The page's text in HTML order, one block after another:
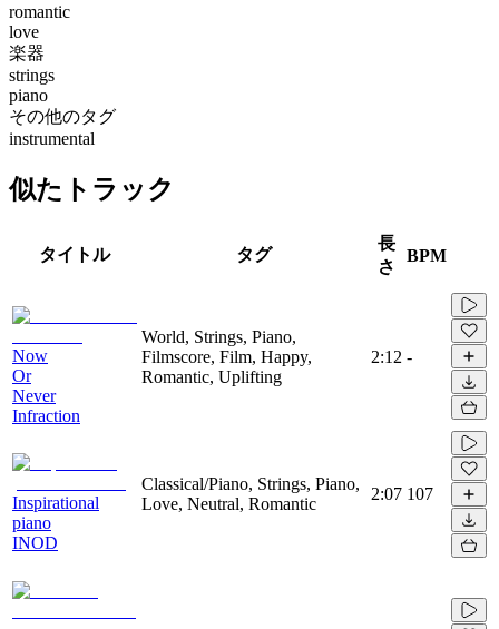
romantic
love
楽器
strings
piano
その他のタグ
instrumental
似たトラック
タイトル タグ
長
さ
BPM
Now
Or
Never
Infraction
World, Strings, Piano,
Filmscore, Film, Happy,
Romantic, Uplifting
2:12 -
Inspirational
piano
INOD
Classical/Piano, Strings, Piano,
Love, Neutral, Romantic
2:07 107